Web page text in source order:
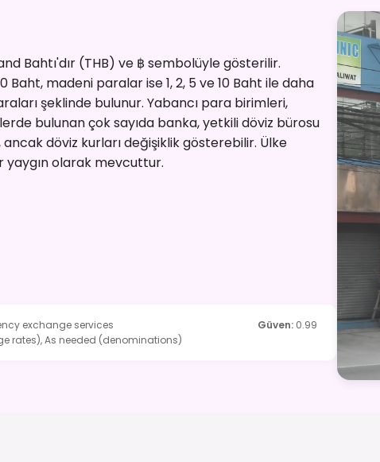
Bahtı'dır (THB) ve ฿ sembolüyle gösterilir.
Baht, madeni paralar ise 1, 2, 5 ve 10 Baht ile daha
şeklinde bulunur. Yabancı para birimleri,
bulunan çok sayıda banka, yetkili döviz bürosu
döviz kurları değişiklik gösterebilir. Ülke
yaygın olarak mevcuttur.
exchange services Güven: 0.99
rates), As needed (denominations)